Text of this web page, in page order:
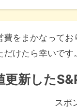
費をまかなって
だけたら幸いです
更新した
スポ